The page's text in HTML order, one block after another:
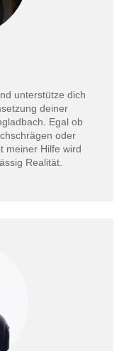
unterstütze dich
deiner
Egal ob
oder
meiner Hilfe wird
Realität.